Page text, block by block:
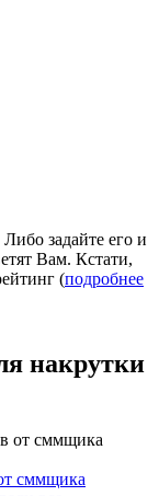
задайте его и
Вам. Кстати,
(подробнее
накрутки
сммщика